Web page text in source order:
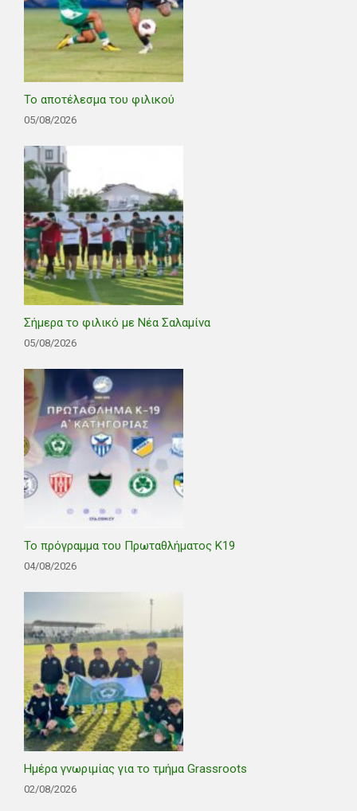
Το αποτέλεσμα του φιλικού
05/08/2026
Σήμερα το φιλικό με Νέα Σαλαμίνα
05/08/2026
Το πρόγραμμα του Πρωταθλήματος Κ19
04/08/2026
Ημέρα γνωριμίας για το τμήμα Grassroots
02/08/2026